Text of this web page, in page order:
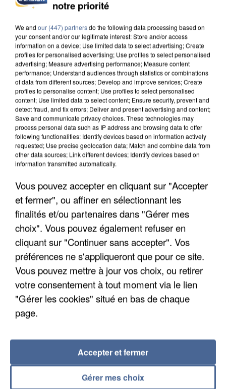
INTERPELLÉ EN ALGÉRIE
UNE TOURISTE DE L’OISE EMPORTÉE PAR UNE
COULÉE DE BOUE EN HAUTE-SAVOIE
notre priorité
We and our (447) partnersdo the following data processing based on
your consent and/or our legitimate interest: Store and/or access
information on a device; Use limited data to select advertising; Create
profiles for personalised advertising; Use profiles to select personalised
advertising; Measure advertising performance; Measure content
performance; Understand audiences through statistics or combinations
of data from different sources; Develop and improve services; Create
profiles to personalise content; Use profiles to select personalised
content; Use limited data to select content; Ensure security, prevent and
detect fraud, and fix errors; Deliver and present advertising and content;
Save and communicate privacy choices. These technologies may
process personal data such as IP address and browsing data to offer
following functionalities: Identify devices based on information actively
requested; Use precise geolocation data; Match and combine data from
other data sources; Link different devices; Identify devices based on
information transmitted automatically.
Vous pouvez accepter en cliquant sur "Accepter
et fermer", ou affiner en sélectionnant les
finalités et/ou partenaires dans "Gérer mes
choix". Vous pouvez également refuser en
cliquant sur "Continuer sans accepter". Vos
préférences ne s'appliqueront que pour ce site.
Vous pouvez mettre à jour vos choix, ou retirer
votre consentement à tout moment via le lien
"Gérer les cookies" situé en bas de chaque
page.
Gérer mes choix
Accepter et fermer